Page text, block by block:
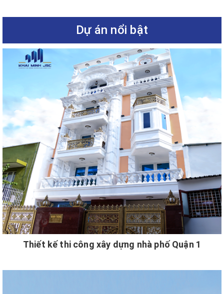
Dự án nổi bật
Thiết kế thi công xây dựng nhà phố Quận 1